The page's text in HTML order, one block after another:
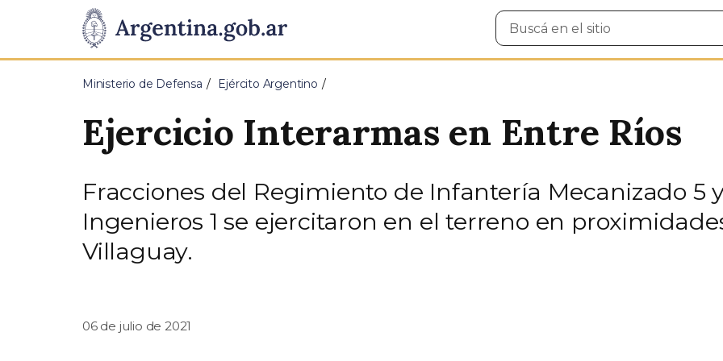
Presidencia
de
Pasar al contenido principal
Buscar
en
Ministerio de Defensa Ejército Argentino
Ejercicio Interarmas en Entre Ríos
Fracciones del Regimiento de Infantería Mecanizado 5
Ingenieros 1 se ejercitaron en el terreno en
Villaguay.
06 de julio de 2021